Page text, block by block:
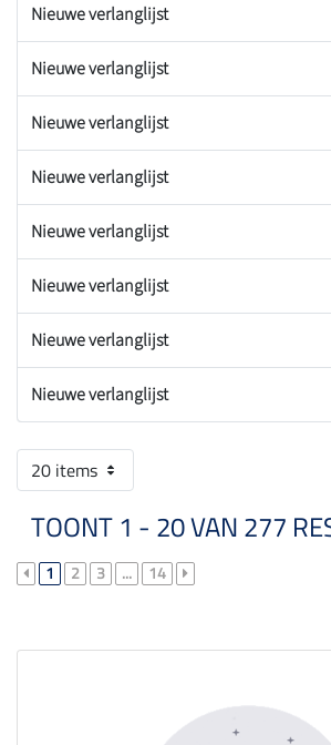
Nieuwe verlanglijst
Nieuwe verlanglijst
Nieuwe verlanglijst
Nieuwe verlanglijst
Nieuwe verlanglijst
Nieuwe verlanglijst
Nieuwe verlanglijst
Nieuwe verlanglijst
20 items
TOONT 1 - 20 VAN 277
1 2 3 ... 14